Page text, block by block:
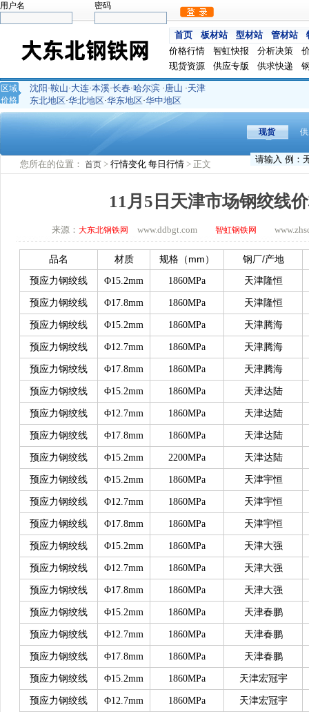
用户名 密码
首页 板材站 型材站 管材站
价格行情
智虹快报 分析决策
现货资源
供应专版 供求快递
区域
价格
沈阳 ·鞍山·大连·本溪·长春·哈尔滨 ·唐山 ·天津
东北地区·华北地区·华东地区·华中地区
现货
您所在的位置： 首页 > 行情变化 每日行情 > 正文
11月5日天津市场钢绞线
来源：大东北钢铁网 www.ddbgt.com智虹钢铁网
品名 材质 规格（ mm ） 钢厂/产地
预应力钢绞线 Φ15.2mm 1860MPa 天津隆恒
预应力钢绞线 Φ17.8mm 1860MPa 天津隆恒
预应力钢绞线 Φ15.2mm 1860MPa 天津腾海
预应力钢绞线 Φ12.7mm 1860MPa 天津腾海
预应力钢绞线 Φ17.8mm 1860MPa 天津腾海
预应力钢绞线 Φ15.2mm 1860MPa 天津达陆
预应力钢绞线 Φ12.7mm 1860MPa 天津达陆
预应力钢绞线 Φ17.8mm 1860MPa 天津达陆
预应力钢绞线 Φ15.2mm 2200MPa 天津达陆
预应力钢绞线 Φ15.2mm 1860MPa 天津宇恒
预应力钢绞线 Φ12.7mm 1860MPa 天津宇恒
预应力钢绞线 Φ17.8mm 1860MPa 天津宇恒
预应力钢绞线 Φ15.2mm 1860MPa 天津大强
预应力钢绞线 Φ12.7mm 1860MPa 天津大强
预应力钢绞线 Φ17.8mm 1860MPa 天津大强
预应力钢绞线 Φ15.2mm 1860MPa 天津春鹏
预应力钢绞线 Φ12.7mm 1860MPa 天津春鹏
预应力钢绞线 Φ17.8mm 1860MPa 天津春鹏
预应力钢绞线 Φ15.2mm 1860MPa 天津宏冠宇
预应力钢绞线 Φ12.7mm 1860MPa 天津宏冠宇